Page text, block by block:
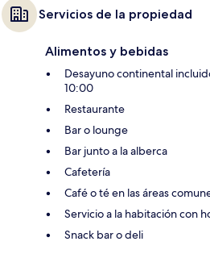
Servicios de la propiedad
Alimentos y bebidas
Desayuno continental
10:00
Restaurante
Bar o lounge
Bar junto a la alberca
Cafetería
Café o té en las áreas
Servicio a la habitación con
Snack bar o deli